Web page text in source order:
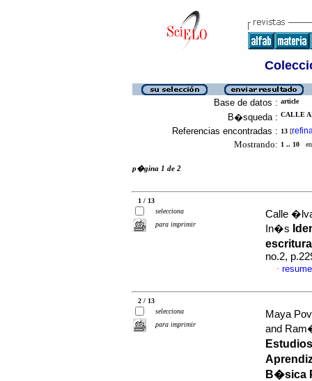
Base de datos : article
B�squeda : CALLE
Referencias encontradas : 13 [
Mostrando: 1 .. 10 en
p�gina 1 de 2
1 / 13
selecciona
para imprimir
Calle
In�s
no.2,
·
2 / 13
selecciona
para imprimir
Maya
and
B�sica